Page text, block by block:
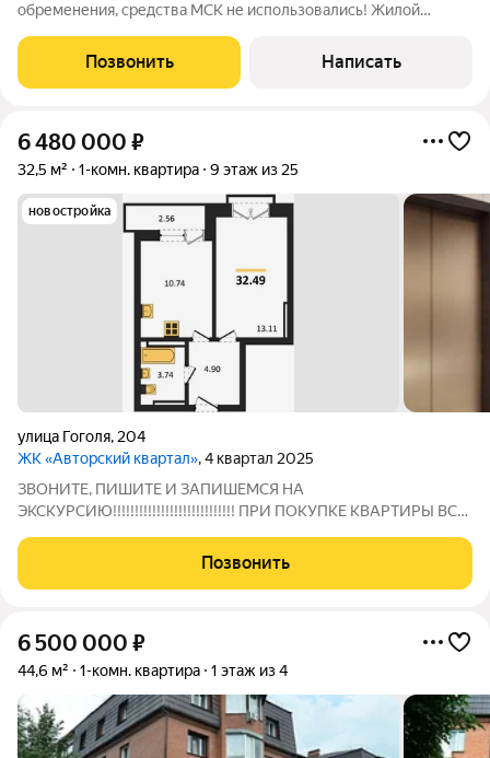
обременения, средства МСК не использовались! Жилой
окружении объектов социальной инфраструктуры. В шаговой
доступности 5 школ, гимназия,
Позвонить Написать
6 480 000 ₽
32,5 м² 1-комн. квартира 9 этаж из 25
новостройка
улица Гоголя, 204
ЖК «Авторский квартал», 4 квартал 2025
ЗВОНИТЕ, ПИШИТЕ И ЗАПИШЕМСЯ НА
ЭКСКУРСИЮ!!!!!!!!!!!!!!!!!!!!!!!!!!!! ПРИ ПОКУПКЕ КВАРТИРЫ ВСЕ
ПОМОЩЬ В ПОЛУЧЕНИИ ИПОТЕКИ!!!!!!!!!!!!!!!!!!!!!!!!!!!!!!!!!!!!!!!!!
Проект комфорт-класса
Позвонить
6 500 000 ₽
44,6 м² 1-комн. квартира 1 этаж из 4